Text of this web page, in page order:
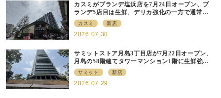
カスミがブランデ塩浜店を7月24日オープン、ブ
ランデ5店目は生鮮、デリカ強化の一方で通常店
の要素も取り入れ
カスミ 新店
2026.07.30
サミットストア月島3丁目店が7月22日オープン、
月島の58階建てタワーマンション1階に生鮮強化
の小商圏型店を出店
サミット 新店
2026.07.29